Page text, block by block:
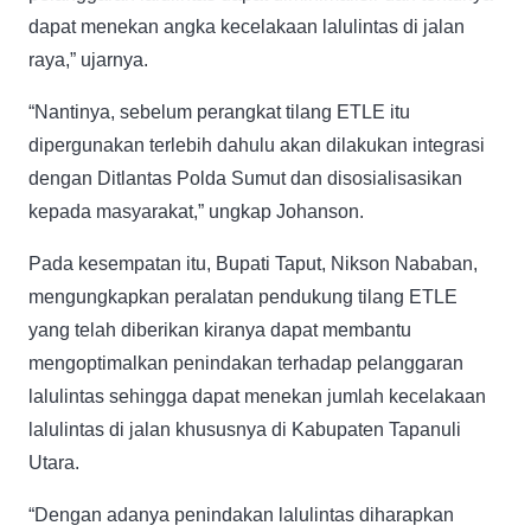
dapat menekan angka kecelakaan lalulintas di jalan
raya,” ujarnya.
“Nantinya, sebelum perangkat tilang ETLE itu
dipergunakan terlebih dahulu akan dilakukan integrasi
dengan Ditlantas Polda Sumut dan disosialisasikan
kepada masyarakat,” ungkap Johanson.
Pada kesempatan itu, Bupati Taput, Nikson Nababan,
mengungkapkan peralatan pendukung tilang ETLE
yang telah diberikan kiranya dapat membantu
mengoptimalkan penindakan terhadap pelanggaran
lalulintas sehingga dapat menekan jumlah kecelakaan
lalulintas di jalan khususnya di Kabupaten Tapanuli
Utara.
“Dengan adanya penindakan lalulintas diharapkan